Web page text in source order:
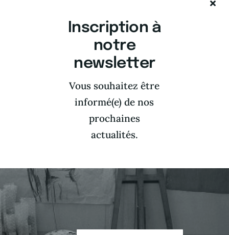
de Soria,
boulevard
Raspail à Paris.
N’hésitez pas à
réserver votre
Inscription à
notre
newsletter
Vous souhaitez être
informé(e) de nos
prochaines
actualités.